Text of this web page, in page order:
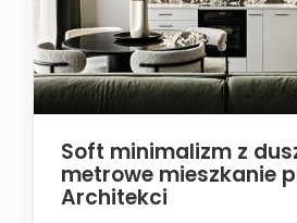
Soft minimalizm z
metrowe mieszkanie
Architekci